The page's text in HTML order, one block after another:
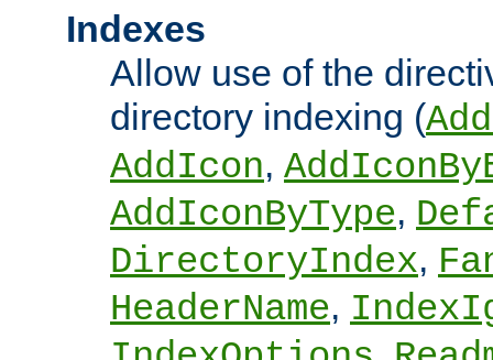
Indexes
Allow use of the
directory indexing (
AddIcon,
AddIconByType,
DirectoryIndex,
HeaderName,